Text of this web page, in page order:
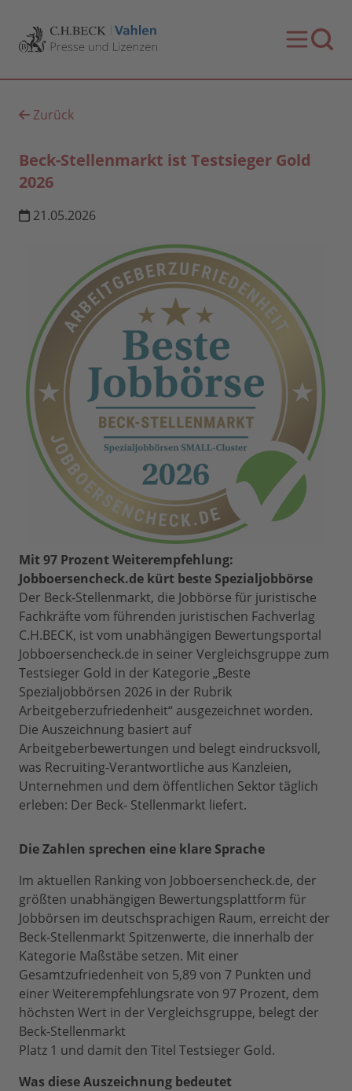
Zurück
Beck-Stellenmarkt ist Testsieger Gold
2026
21.05.2026
Mit 97 Prozent Weiterempfehlung:
Jobboersencheck.de kürt beste Spezialjobbörse
Der Beck-Stellenmarkt, die Jobbörse für juristische
Fachkräfte vom führenden juristischen Fachverlag
C.H.BECK, ist vom unabhängigen Bewertungsportal
Jobboersencheck.de in seiner Vergleichsgruppe zum
Testsieger Gold in der Kategorie „Beste
Spezialjobbörsen 2026 in der Rubrik
Arbeitgeberzufriedenheit“ ausgezeichnet worden.
Die Auszeichnung basiert auf
Arbeitgeberbewertungen und belegt eindrucksvoll,
was Recruiting-Verantwortliche aus Kanzleien,
Unternehmen und dem öffentlichen Sektor täglich
erleben: Der Beck- Stellenmarkt liefert.
Die Zahlen sprechen eine klare Sprache
Im aktuellen Ranking von Jobboersencheck.de, der
größten unabhängigen Bewertungsplattform für
Jobbörsen im deutschsprachigen Raum, erreicht der
Beck-Stellenmarkt Spitzenwerte, die innerhalb der
Kategorie Maßstäbe setzen. Mit einer
Gesamtzufriedenheit von 5,89 von 7 Punkten und
einer Weiterempfehlungsrate von 97 Prozent, dem
höchsten Wert in der Vergleichsgruppe, belegt der
Beck-Stellenmarkt
Platz 1 und damit den Titel Testsieger Gold.
Was diese Auszeichnung bedeutet